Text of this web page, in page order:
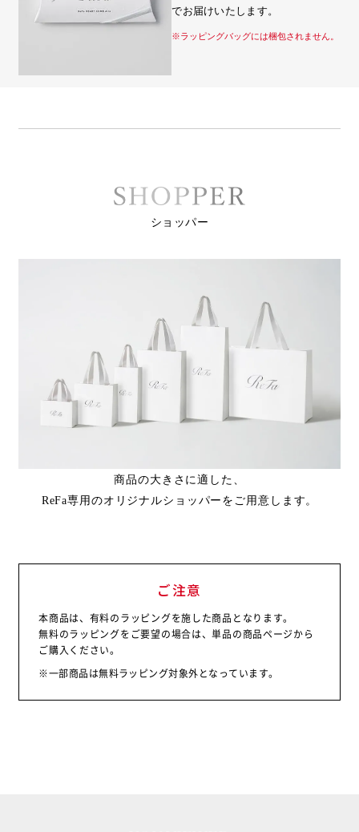
でお届けいたします。
※ラッピングバッグには梱包されません。
ショッパー
商品の大きさに適した、
ReFa専用のオリジナルショッパーをご用意します。
ご注意
本商品は、有料のラッピングを施した商品となります。
無料のラッピングをご要望の場合は、単品の商品ページから
ご購入ください。
※一部商品は無料ラッピング対象外となっています。